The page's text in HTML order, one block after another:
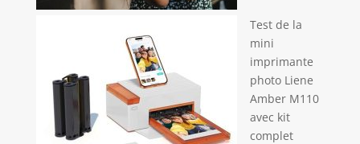
Test de la
mini
imprimante
photo Liene
Amber M110
avec kit
complet